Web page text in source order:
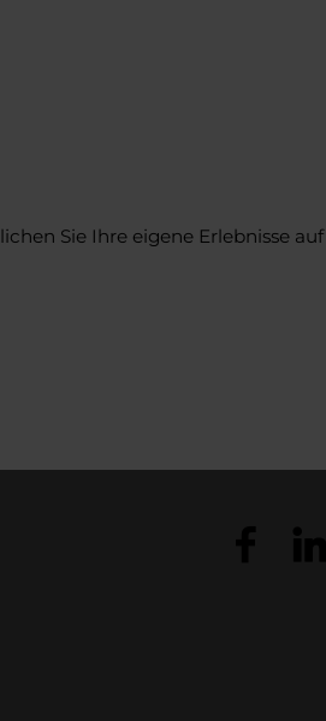
Sie Ihre eigene Erlebnisse auf